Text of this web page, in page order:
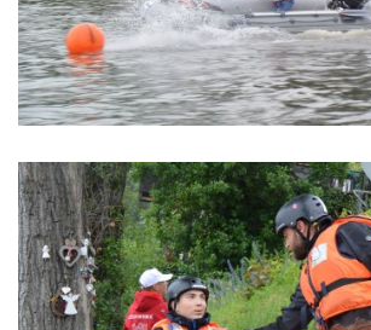
UŽITEČNÉ ODKAZY
KONTAKTY
VSTUP PRO ČLENY
© 2026 eStránky.cz